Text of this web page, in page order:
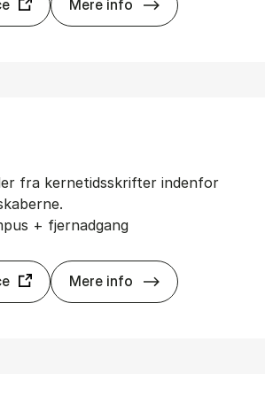
Mere info
fra kernetidsskrifter indenfor
+ fjernadgang
Mere info JSTOR